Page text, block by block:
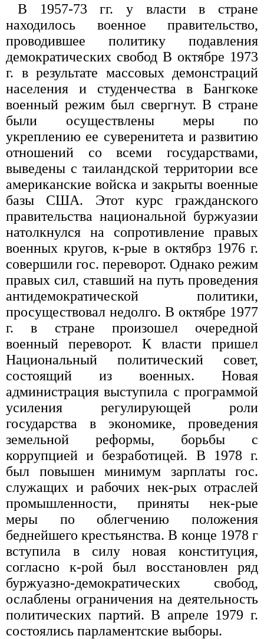
В 1957-73 гг. у власти в стране
находилось военное правительство,
проводившее политику подавления
демократических свобод В октябре 1973
г. в результате массовых демонстраций
населения и студенчества в Бангкоке
военный режим был свергнут. В стране
были осуществлены меры по
укреплению ее суверенитета и развитию
отношений со всеми государствами,
выведены с таиландской территории все
американские войска и закрыты военные
базы США. Этот курс гражданского
правительства национальной буржуазии
натолкнулся на сопротивление правых
военных кругов, к-рые в октябрз 1976 г.
совершили гос. переворот. Однако режим
правых сил, ставший на путь проведения
антидемократической политики,
просуществовал недолго. В октябре 1977
г. в стране произошел очередной
военный переворот. К власти пришел
Национальный политический совет,
состоящий из военных. Новая
администрация выступила с программой
усиления регулирующей роли
государства в экономике, проведения
земельной реформы, борьбы с
коррупцией и безработицей. В 1978 г.
был повышен минимум зарплаты гос.
служащих и рабочих нек-рых отраслей
промышленности, приняты нек-рые
меры по облегчению положения
беднейшего крестьянства. В конце 1978 г
вступила в силу новая конституция,
согласно к-рой был восстановлен ряд
буржуазно-демократических свобод,
ослаблены ограничения на деятельность
политических партий. В апреле 1979 г.
состоялись парламентские выборы.